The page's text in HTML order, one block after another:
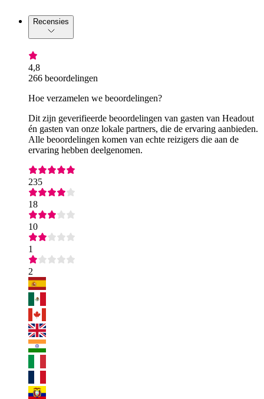
Recensies
4,8
266 beoordelingen
Hoe verzamelen we beoordelingen?
Dit zijn geverifieerde beoordelingen van gasten van Headout
én gasten van onze lokale partners, die de ervaring aanbieden.
Alle beoordelingen komen van echte reizigers die aan de
ervaring hebben deelgenomen.
235
18
10
1
2